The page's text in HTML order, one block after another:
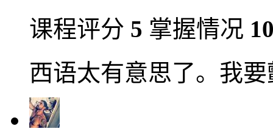
课程评分 5 掌握情况
西语太有意思了。我